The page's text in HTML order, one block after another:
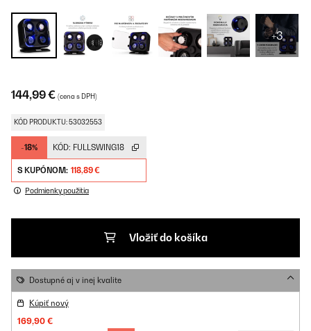
+3
144,99 € (cena s DPH)
KÓD PRODUKTU: 53032553
-18% KÓD: FULLSWING18
S KUPÓNOM: 118,89 €
Podmienky použitia
Vložiť do košíka
Dostupné aj v inej kvalite
Kúpiť nový
169,90 €